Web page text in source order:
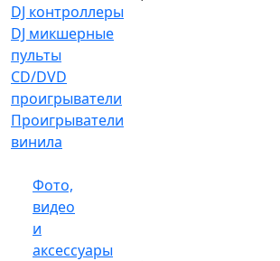
DJ контроллеры
DJ микшерные
пульты
CD/DVD
проигрыватели
Проигрыватели
винила
Фото,
видео
и
аксессуары